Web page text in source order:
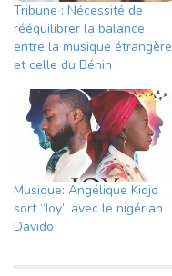
Tribune : Nécessité de
rééquilibrer la balance
entre la musique étrangère
et celle du Bénin
Musique: Angélique Kidjo
sort “Joy” avec le nigérian
Davido